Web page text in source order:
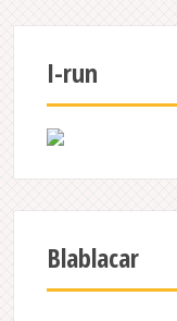
I-run
Blablacar